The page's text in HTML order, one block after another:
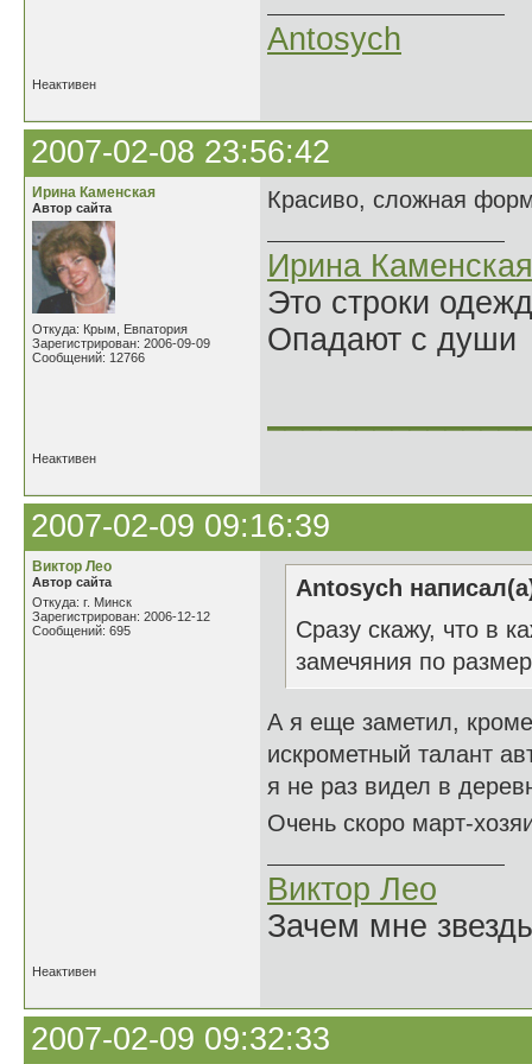
Antosych
Неактивен
2007-02-08 23:56:42
Ирина Каменская
Автор сайта
Откуда: Крым, Евпатория
Зарегистрирован: 2006-09-09
Сообщений: 12766
Красиво, сложная
Ирина Каменская
Это строки
Опадают с души
Неактивен
2007-02-09 09:16:39
Виктор Лео
Автор сайта
Откуда: г. Минск
Зарегистрирован: 2006-12-12
Сообщений: 695
Antosych
Сразу скажу, что в
замечяния по
А я еще заметил, кроме
искрометный талант
я не раз видел в
Очень скоро март-
Виктор Лео
Зачем мне
Неактивен
2007-02-09 09:32:33